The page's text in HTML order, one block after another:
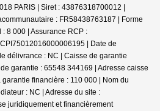
PARIS | Siret : 43876318700012 |
: FR58438763187 | Forme
8 000 | Assurance RCP :
| Date de
délivrance : NC | Caisse de garantie
garantie : 65548 344169 | Adresse caisse
financière : 110 000 | Nom du
: NC | Adresse du site :
juridiquement et financièrement